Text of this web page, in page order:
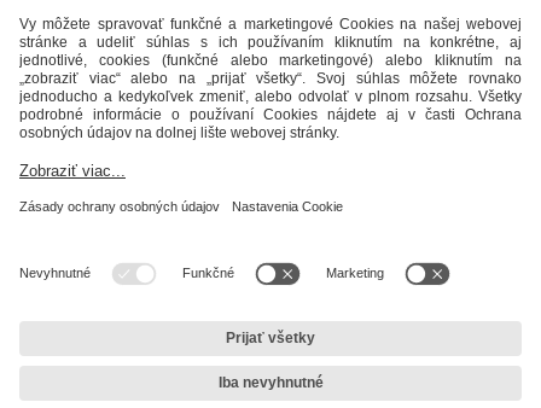
STEFE Zvolen, s.r.o.
Unionka 54
960 01 Zvolen
IČO: 31 612 300
DIČ: 2020478394
zvolen@stefe.sk
Dispečing